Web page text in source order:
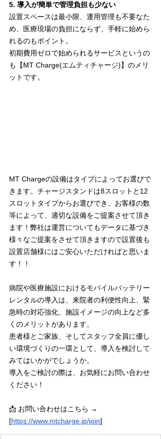
5. 導入が簡単で管理負担も少ない
設置スペースは最小限、運用管理も不要なた
め、医療現場の負担にならず、手軽に始めら
れるのもポイント。
初期費用ゼロで始められるサービスというの
も【MT Charge(エムティチャージ)】のメリ
ットです。
MT Chargeの設備はタイプによってお選びで
きます。チャージスタンドは8スロットと12
スロットタイプからお選びでき、お客様の数
等によって、適切な設備をご提案させて頂き
ます！弊社は運営についてもデータに基づき
様々なご提案をさせて頂きますので設置後も
設置店舗様にはご安心いただければと思いま
す！！
病院や医療施設におけるモバイルバッテリー
レンタルの導入は、来院者の利便性向上、緊
急時の対応強化、施設イメージの向上など多
くのメリットがあります。
患者様とご家族、そしてスタッフ全員に優し
い環境づくりの一環として、導入を検討して
みてはいかがでしょうか。
導入をご検討の際は、お気軽にお問い合わせ
ください！
📩 お問い合わせはこちら →
[https://www.mtcharge.jp/join]